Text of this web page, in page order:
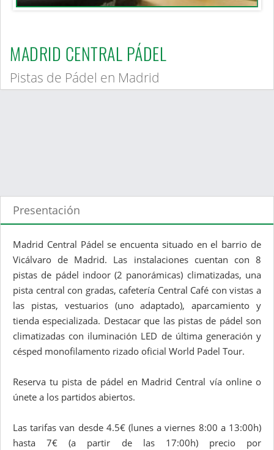
MADRID CENTRAL PÁDEL
Pistas de Pádel en Madrid
Presentación
Madrid Central Pádel se encuenta situado en el barrio de
Vicálvaro de Madrid. Las instalaciones cuentan con 8
pistas de pádel indoor (2 panorámicas) climatizadas, una
pista central con gradas, cafetería Central Café con vistas a
las pistas, vestuarios (uno adaptado), aparcamiento y
tienda especializada. Destacar que las pistas de pádel son
climatizadas con iluminación LED de última generación y
césped monofilamento rizado oficial World Padel Tour.
Reserva tu pista de pádel en Madrid Central vía online o
únete a los partidos abiertos.
Las tarifas van desde 4.5€ (lunes a viernes 8:00 a 13:00h)
hasta 7€ (a partir de las 17:00h) precio por